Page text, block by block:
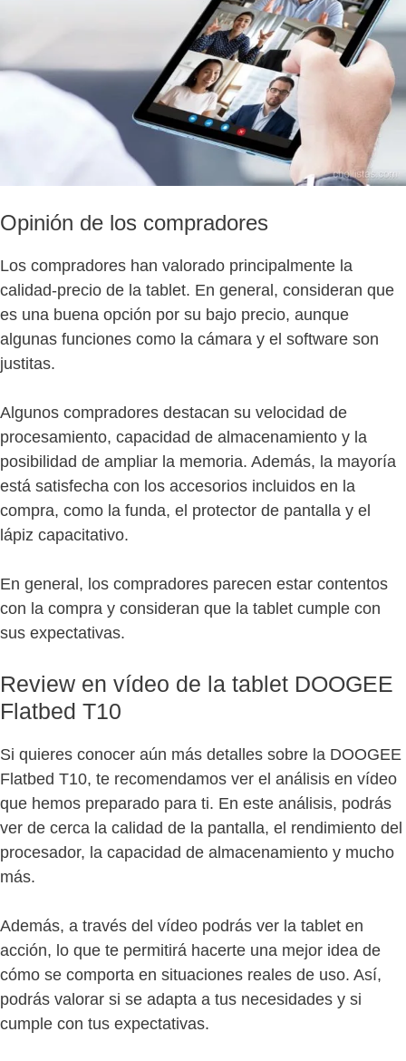
Opinión de los compradores
Los compradores han valorado principalmente la
calidad-precio de la tablet. En general, consideran que
es una buena opción por su bajo precio, aunque
algunas funciones como la cámara y el software son
justitas.
Algunos compradores destacan su velocidad de
procesamiento, capacidad de almacenamiento y la
posibilidad de ampliar la memoria. Además, la mayoría
está satisfecha con los accesorios incluidos en la
compra, como la funda, el protector de pantalla y el
lápiz capacitativo.
En general, los compradores parecen estar contentos
con la compra y consideran que la tablet cumple con
sus expectativas.
Review en vídeo de la tablet DOOGEE
Flatbed T10
Si quieres conocer aún más detalles sobre la DOOGEE
Flatbed T10, te recomendamos ver el análisis en vídeo
que hemos preparado para ti. En este análisis, podrás
ver de cerca la calidad de la pantalla, el rendimiento del
procesador, la capacidad de almacenamiento y mucho
más.
Además, a través del vídeo podrás ver la tablet en
acción, lo que te permitirá hacerte una mejor idea de
cómo se comporta en situaciones reales de uso. Así,
podrás valorar si se adapta a tus necesidades y si
cumple con tus expectativas.